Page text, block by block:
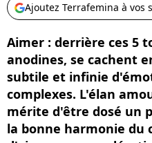
Ajoutez Terrafemina à vos
Aimer : derrière ces 5
anodines, se cachent
subtile et infinie
complexes. L'élan
mérite d'être dosé un
la bonne harmonie du